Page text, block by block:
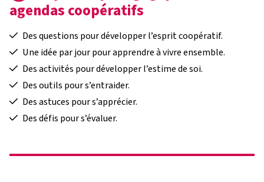
agendas coopératifs
Des questions pour développer l’esprit coopératif.
Une idée par jour pour apprendre à vivre ensemble.
Des activités pour développer l’estime de soi.
Des outils pour s’entraider.
Des astuces pour s’apprécier.
Des défis pour s’évaluer.